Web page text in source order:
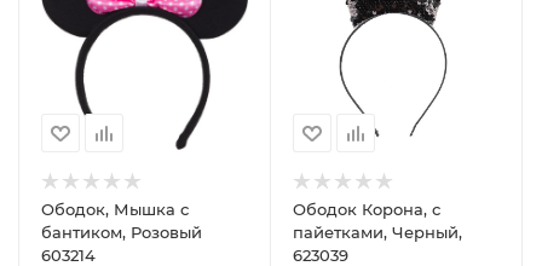
Ободок, Мышка с
бантиком, Розовый
603214
Ободок Корона, с
пайетками, Черный,
623039